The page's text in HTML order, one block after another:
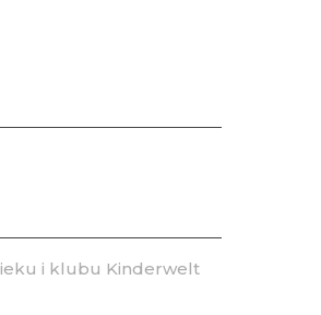
i klubu Kinderwelt